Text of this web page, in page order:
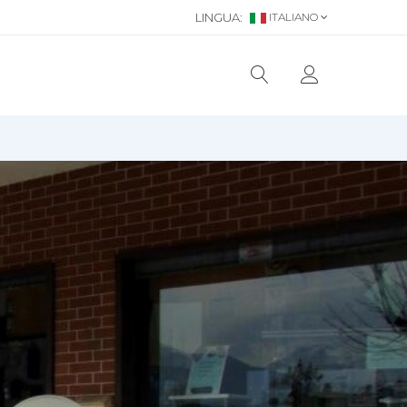
LINGUA: ITALIANO